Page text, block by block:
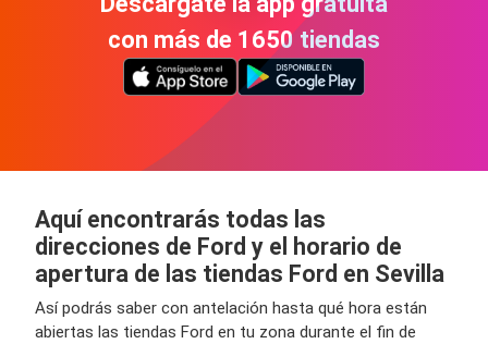
con más de 1650 tiendas
Aquí encontrarás todas las
direcciones de Ford y el horario de
apertura de las tiendas Ford en Sevilla
Así podrás saber con antelación hasta qué hora están
abiertas las tiendas Ford en tu zona durante el fin de